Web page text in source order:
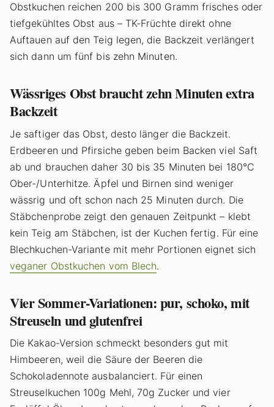
Obstkuchen reichen 200 bis 300 Gramm frisches oder
tiefgekühltes Obst aus – TK-Früchte direkt ohne
Auftauen auf den Teig legen, die Backzeit verlängert
sich dann um fünf bis zehn Minuten.
Wässriges Obst braucht zehn Minuten extra
Backzeit
Je saftiger das Obst, desto länger die Backzeit.
Erdbeeren und Pfirsiche geben beim Backen viel Saft
ab und brauchen daher 30 bis 35 Minuten bei 180°C
Ober-/Unterhitze. Äpfel und Birnen sind weniger
wässrig und oft schon nach 25 Minuten durch. Die
Stäbchenprobe zeigt den genauen Zeitpunkt – klebt
kein Teig am Stäbchen, ist der Kuchen fertig. Für eine
Blechkuchen-Variante mit mehr Portionen eignet sich
veganer Obstkuchen vom Blech.
Vier Sommer-Variationen: pur, schoko, mit
Streuseln und glutenfrei
Die Kakao-Version schmeckt besonders gut mit
Himbeeren, weil die Säure der Beeren die
Schokoladennote ausbalanciert. Für einen
Streuselkuchen 100g Mehl, 70g Zucker und vier